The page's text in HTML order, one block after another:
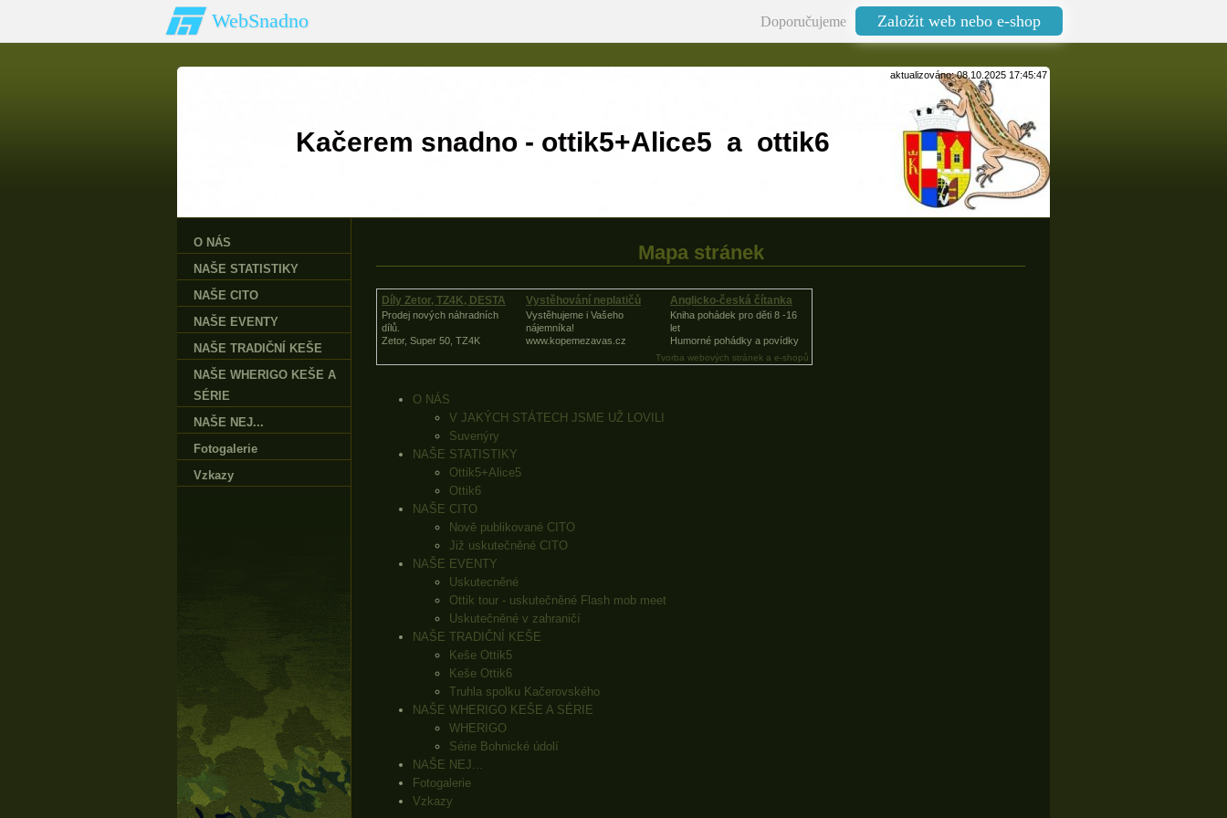
WebSnadno Doporučujeme Založit web nebo e-shop
aktualizováno: 08.10.2025 17:45:47
Kačerem snadno - ottik5+Alice5 a ottik6
Mapa stránek
Díly Zetor, TZ4K, DESTA
Prodej nových náhradních
dílů.
Zetor, Super 50, TZ4K
Vystěhování neplatičů
Vystěhujeme i Vašeho
nájemníka!
www.kopemezavas.cz
Anglicko-česká čítanka
Kniha pohádek pro děti 8 -16
let
Humorné pohádky a povídky
Tvorba webových stránek a e-shopů
O NÁS
V JAKÝCH STÁTECH JSME UŽ LOVILI
Suvenýry
NAŠE STATISTIKY
Ottik5+Alice5
Ottik6
NAŠE CITO
Nově publikované CITO
Již uskutečněné CITO
NAŠE EVENTY
Uskutecněné
Ottik tour - uskutečněné Flash mob meet
Uskutečněné v zahraničí
NAŠE TRADIČNÍ KEŠE
Keše Ottik5
Keše Ottik6
Truhla spolku Kačerovského
NAŠE WHERIGO KEŠE A SÉRIE
WHERIGO
Série Bohnické údolí
NAŠE NEJ...
Fotogalerie
Vzkazy
O NÁS
NAŠE STATISTIKY
NAŠE CITO
NAŠE EVENTY
NAŠE TRADIČNÍ KEŠE
NAŠE WHERIGO KEŠE A
SÉRIE
NAŠE NEJ...
Fotogalerie
Vzkazy